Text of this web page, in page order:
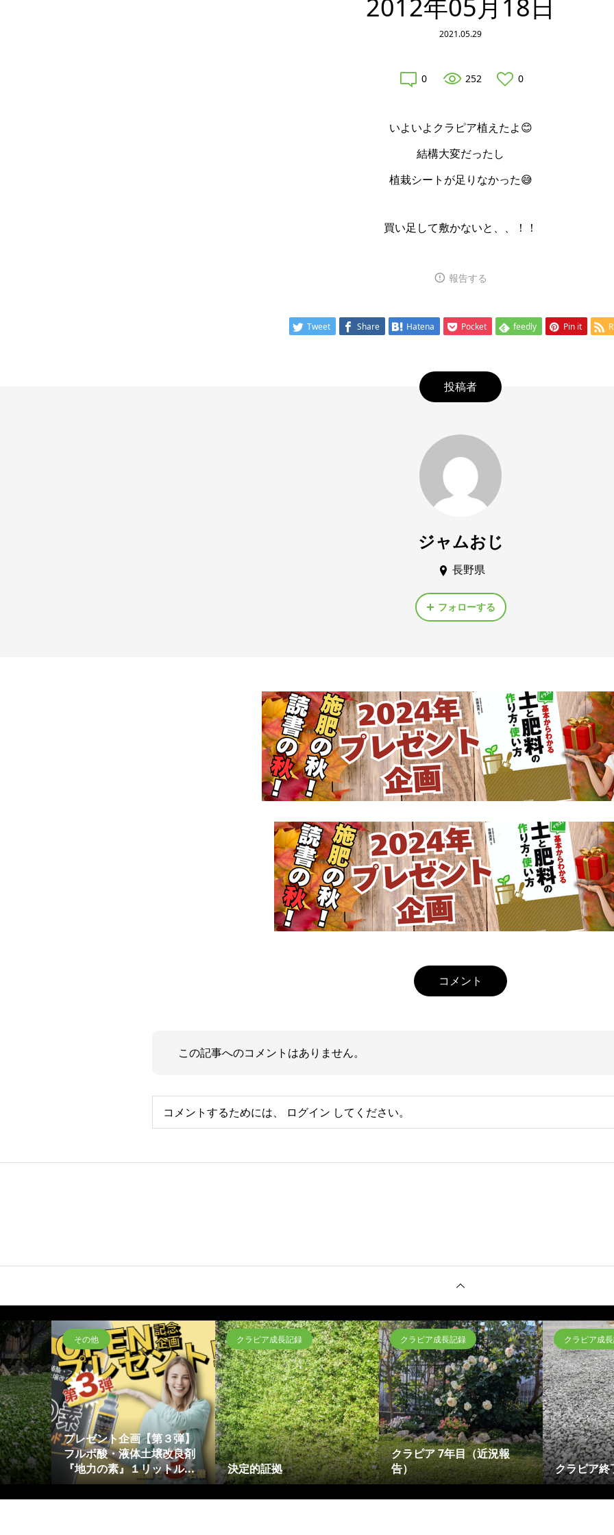
2012年05月18日
2021.05.29
0 252 0
いよいよクラピア植えたよ😊
結構大変だったし
植栽シートが足りなかった😅
買い足して敷かないと、、！！
報告する
Tweet Share Hatena Pocket feedly Pin it
投稿者
ジャムおじ
長野県
フォローする
コメント
この記事へのコメントはありません。
コメントするためには、 ログイン してください。
その他
プレゼント企画【第３弾】
フルボ酸・液体土壌改良剤
『地力の素』１リットル...
クラピア成長記録
決定的証拠
クラピア成長記録
クラピア 7年目（近況報
告）
クラピア成
クラピア終